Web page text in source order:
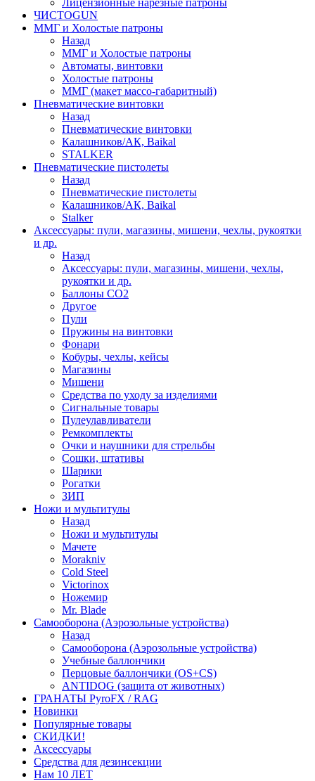
Лицензионные нарезные патроны
ЧИСТОGUN
ММГ и Холостые патроны
Назад
ММГ и Холостые патроны
Автоматы, винтовки
Холостые патроны
ММГ (макет массо-габаритный)
Пневматические винтовки
Назад
Пневматические винтовки
Калашников/АК, Baikal
STALKER
Пневматические пистолеты
Назад
Пневматические пистолеты
Калашников/АК, Baikal
Stalker
Аксессуары: пули, магазины, мишени, чехлы, рукоятки
и др.
Назад
Аксессуары: пули, магазины, мишени, чехлы,
рукоятки и др.
Баллоны CO2
Другое
Пули
Пружины на винтовки
Фонари
Кобуры, чехлы, кейсы
Магазины
Мишени
Средства по уходу за изделиями
Сигнальные товары
Пулеулавливатели
Ремкомплекты
Очки и наушники для стрельбы
Сошки, штативы
Шарики
Рогатки
ЗИП
Ножи и мультитулы
Назад
Ножи и мультитулы
Мачете
Morakniv
Cold Steel
Victorinox
Ножемир
Mr. Blade
Самооборона (Аэрозольные устройства)
Назад
Самооборона (Аэрозольные устройства)
Учебные баллончики
Перцовые баллончики (OS+CS)
ANTIDOG (защита от животных)
ГРАНАТЫ PyroFX / RAG
Новинки
Популярные товары
СКИДКИ!
Аксессуары
Средства для дезинсекции
Нам 10 ЛЕТ